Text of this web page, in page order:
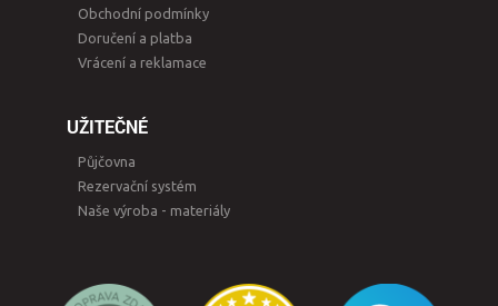
Obchodní podmínky
Doručení a platba
Vrácení a reklamace
UŽITEČNÉ
Půjčovna
Rezervační systém
Naše výroba - materiály